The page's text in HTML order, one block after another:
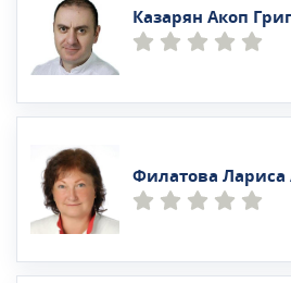
Казарян Акоп
Филатова Лариса